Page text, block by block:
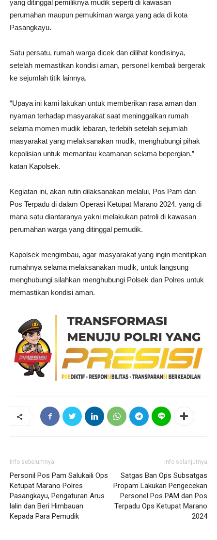
yang ditinggal pemiliknya mudik seperti di kawasan
perumahan maupun pemukiman warga yang ada di kota
Pasangkayu.
Satu persatu, rumah warga dicek dan dilihat kondisinya,
setelah memastikan kondisi aman, personel kembali bergerak
ke sejumlah titik lainnya.
“Upaya ini kami lakukan untuk memberikan rasa aman dan
nyaman terhadap masyarakat saat meninggalkan rumah
selama momen mudik lebaran, terlebih setelah sejumlah
masyarakat yang melaksanakan mudik, menghubungi pihak
kepolisian untuk memantau keamanan selama bepergian,”
katan Kapolsek.
Kegiatan ini, akan rutin dilaksanakan melalui, Pos Pam dan
Pos Terpadu di dalam Operasi Ketupat Marano 2024. yang di
mana satu diantaranya yakni melakukan patroli di kawasan
perumahan warga yang ditinggal pemudik.
Kapolsek mengimbau, agar masyarakat yang ingin menitipkan
rumahnya selama melaksanakan mudik, untuk langsung
menghubungi silahkan menghubungi Polsek dan Polres untuk
memastikan kondisi aman.
Info sebelumnya
Personil Pos Pam Salukaili Ops
Ketupat Marano Polres
Pasangkayu, Pengaturan Arus
lalin dan Beri Himbauan
Kepada Para Pemudik
Info selanjutnya
Satgas Ban Ops Subsatgas
Propam Lakukan Pengecekan
Personel Pos PAM dan Pos
Terpadu Ops Ketupat Marano
2024